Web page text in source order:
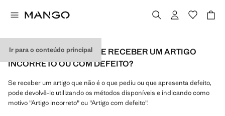
Ir para o conteúdo principal
O QUE POSSO FAZER SE RECEBER UM ARTIGO
INCORRETO OU COM DEFEITO?
Se receber um artigo que não é o que pediu ou que apresenta defeito,
pode devolvê-lo utilizando os métodos disponíveis e indicando como
motivo "Artigo incorreto" ou "Artigo com defeito".